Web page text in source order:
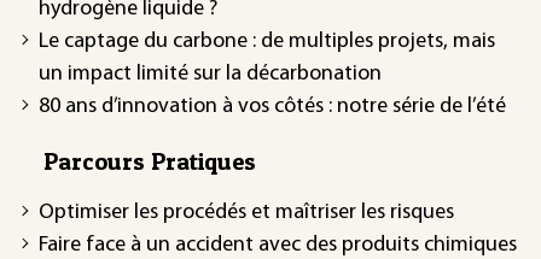
hydrogène liquide ?
Le captage du carbone : de multiples projets, mais
un impact limité sur la décarbonation
80 ans d’innovation à vos côtés : notre série de l’été
Parcours Pratiques
Optimiser les procédés et maîtriser les risques
Faire face à un accident avec des produits chimiques